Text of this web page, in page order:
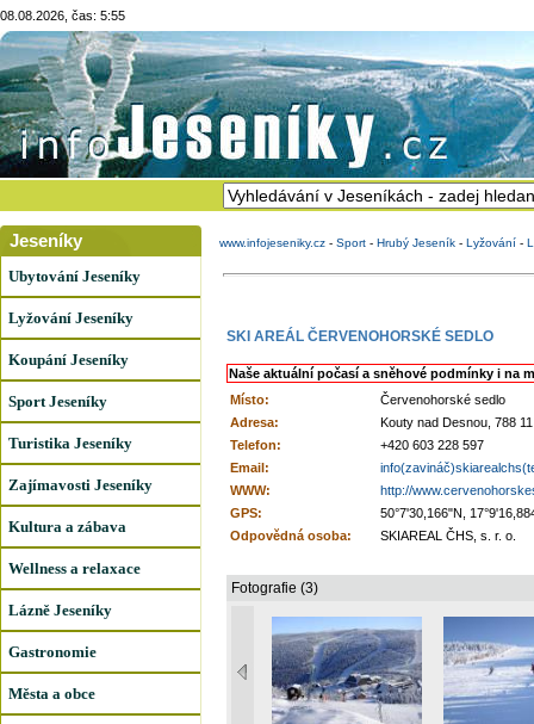
08.08.2026, čas: 5:55
Jeseníky
Ubytování Jeseníky
Lyžování Jeseníky
Koupání Jeseníky
Sport Jeseníky
Turistika Jeseníky
Zajímavosti Jeseníky
Kultura a zábava
Wellness a relaxace
Lázně Jeseníky
Gastronomie
Města a obce
www.infojeseniky.cz - Sport - Hrubý Jeseník - Lyžování -
SKI AREÁL ČERVENOHORSKÉ SEDLO
Naše aktuální počasí a sněhové podmínky i na
Místo:
Červenohorské sedlo
Adresa:
Kouty nad Desnou, 788
Telefon:
+420 603 228 597
Email:
WWW:
http://
GPS:
50°7'30,166"N,
Odpovědná osoba:
SKIAREAL ČHS, s. r. o.
Fotografie (3)